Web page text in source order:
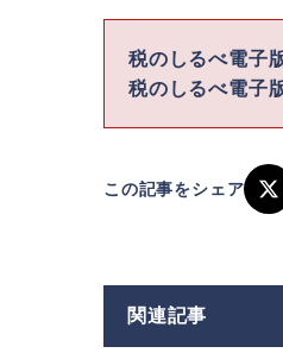
税のしるべ電子
税のしるべ電子
この記事をシェア
関連記事